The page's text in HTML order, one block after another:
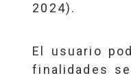
2024).
El usuario
finalidades